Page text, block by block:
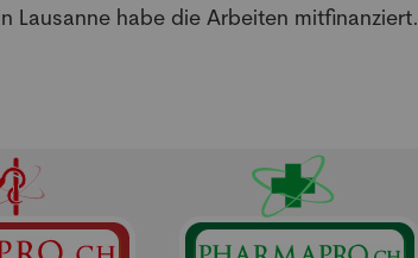
Lausanne habe die Arbeiten mitfinanziert.